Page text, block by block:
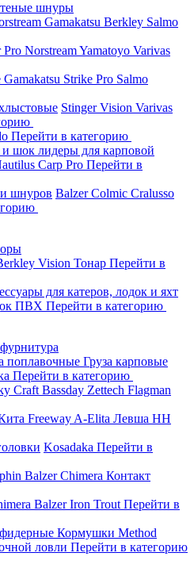
шнуры
Gamakatsu Berkley Salmo
Pro NorstreamYamatoyo Varivas
Gamakatsu Strike Pro Salmo
StingerVision Varivas
Перейти в категорию
шок лидеры для карповой
Carp Pro Перейти в
и шнуров BalzerColmic Cralusso
Vision Тонар Перейти в
для катеров, лодок и яхт
ПВХ Перейти в категорию
поплавочные Груза карповые
Перейти в категорию
Craft Bassday Zettech Flagman
Freeway A-Elita Левша НН
Kosadaka Перейти в
BalzerChimera Контакт
BalzerIron Trout Перейти в
Кормушки Method
ловли Перейти в категорию